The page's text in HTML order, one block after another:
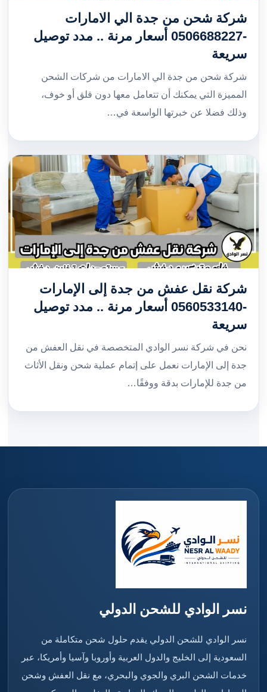
شركة شحن من جدة الي الامارات
-0506688227 أسعار مرنة .. مدد توصيل
سريعة
شركة شحن من جدة الي الامارات من شركات الشحن
المميزة التي يمكنك أن تتعامل معها دون قلق أو خوف،
وذلك فضلا عن خبرتها الواسعة في…
شركة نقل عفش من جدة إلى الإمارات
-0560533140 أسعار مرنة .. مدد توصيل
سريعة
نحن في شركة نسر الوادي المتخصصة في نقل العفش من
جدة إلى الإمارات نعمل على إتمام عملية شحن ونقل الأثاث
من جدة للإمارات بدقة ووفقًا…
نسر الوادي للشحن الدولي
نسر الوادي للشحن الدولي يقدم حلول شحن متكاملة من
السعودية إلى الخليج والدول العربية وأوروبا وآسيا وأمريكا، عبر
خدمات الشحن البري والجوي والبحري، مع نقل العفش وشحن